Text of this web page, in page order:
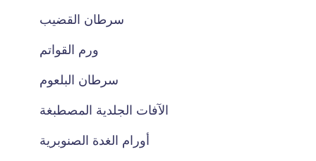
سرطان القضيب
ورم القواتم
سرطان البلعوم
الآفات الجلدية المصطبغة
أورام الغدة الصنوبرية